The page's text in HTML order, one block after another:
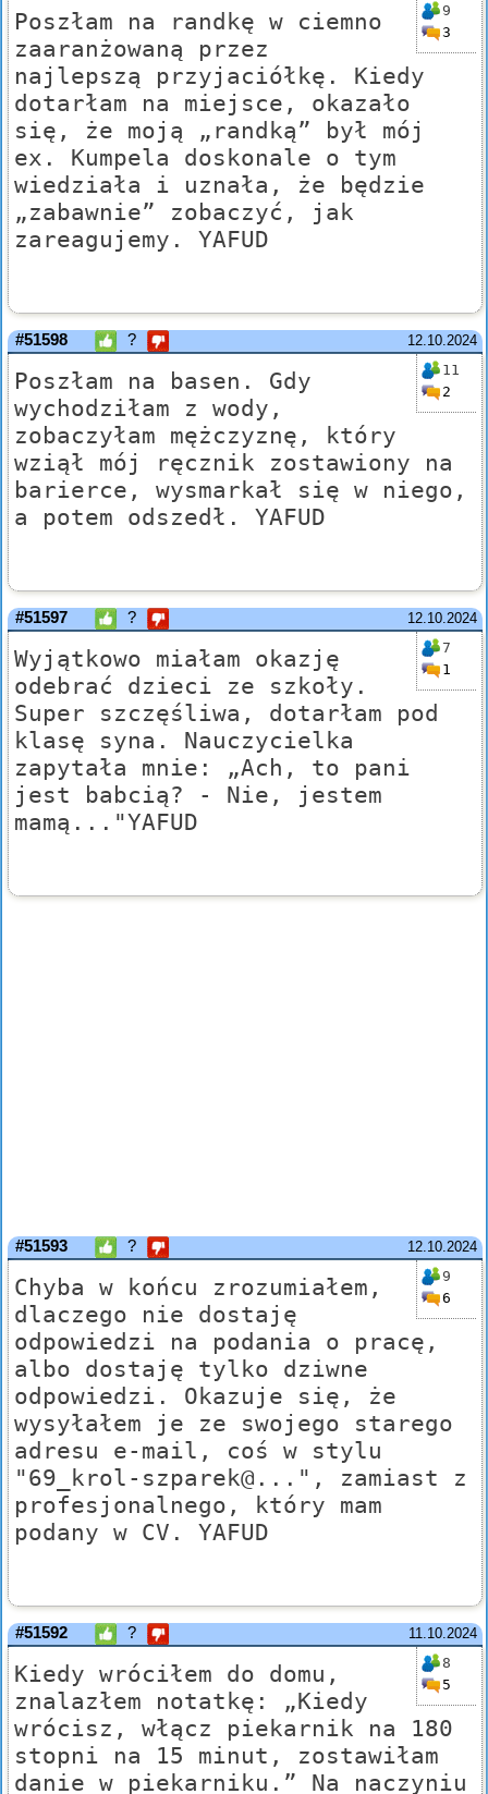
9
3
Poszłam na randkę w ciemno
zaaranżowaną przez
najlepszą przyjaciółkę. Kiedy
dotarłam na miejsce, okazało
się, że moją „randką” był mój
ex. Kumpela doskonale o tym
wiedziała i uznała, że będzie
„zabawnie” zobaczyć, jak
zareagujemy. YAFUD
12.10.2024
#51598 ?
11
2
Poszłam na basen. Gdy
wychodziłam z wody,
zobaczyłam mężczyznę, który
wziął mój ręcznik zostawiony na
barierce, wysmarkał się w niego,
a potem odszedł. YAFUD
12.10.2024
#51597 ?
7
1
Wyjątkowo miałam okazję
odebrać dzieci ze szkoły.
Super szczęśliwa, dotarłam pod
klasę syna. Nauczycielka
zapytała mnie: „Ach, to pani
jest babcią? - Nie, jestem
mamą..."YAFUD
12.10.2024
#51593 ?
9
6
Chyba w końcu zrozumiałem,
dlaczego nie dostaję
odpowiedzi na podania o pracę,
albo dostaję tylko dziwne
odpowiedzi. Okazuje się, że
wysyłałem je ze swojego starego
adresu e-mail, coś w stylu
"69_krol-szparek@...", zamiast z
profesjonalnego, który mam
podany w CV. YAFUD
11.10.2024
#51592 ?
8
5
Kiedy wróciłem do domu,
znalazłem notatkę: „Kiedy
wrócisz, włącz piekarnik na 180
stopni na 15 minut, zostawiłam
danie w piekarniku.” Na naczyniu